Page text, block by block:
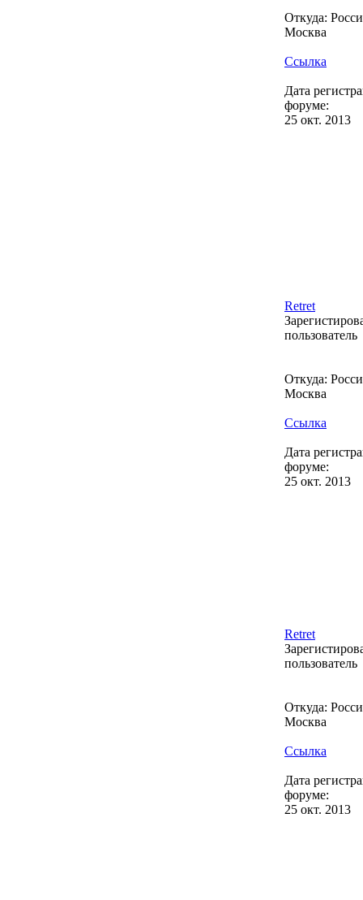
Откуда:
Москва
Ссылка
Дата
форуме:
25 окт. 2013
Retret
пользователь
Откуда:
Москва
Ссылка
Дата
форуме:
25 окт. 2013
Retret
пользователь
Откуда:
Москва
Ссылка
Дата
форуме:
25 окт. 2013